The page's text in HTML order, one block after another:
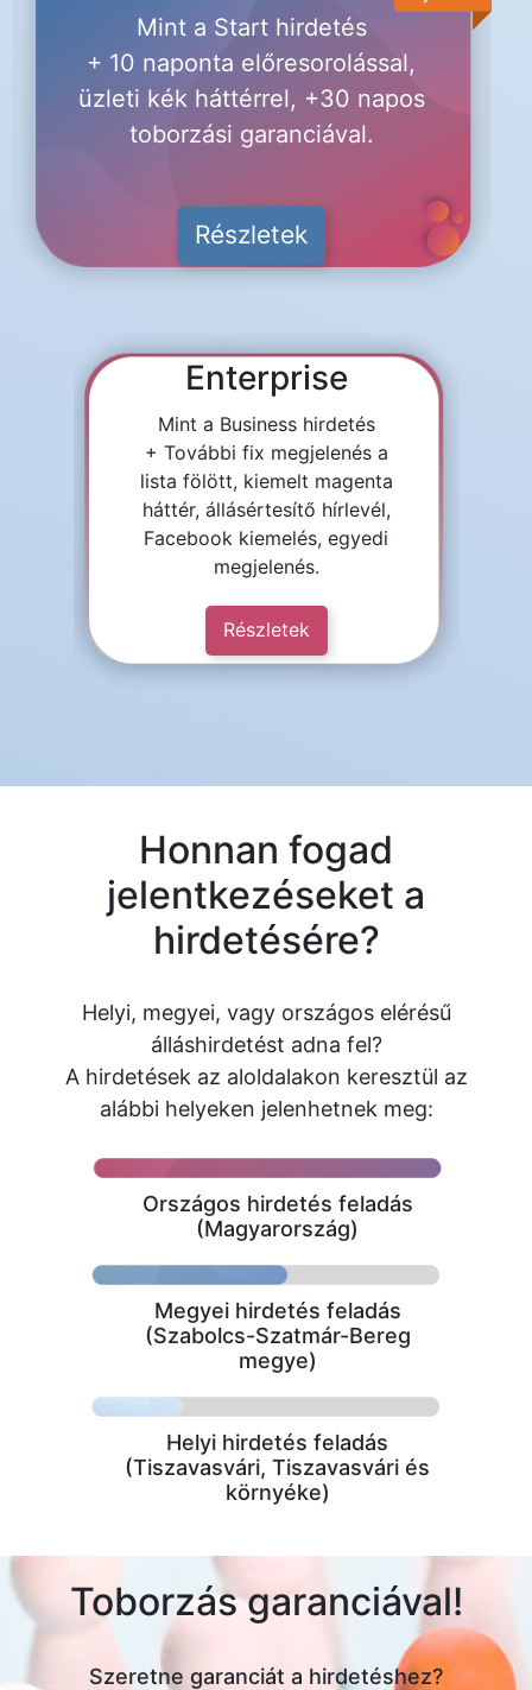
Mint a Start hirdetés
+ 10 naponta előresorolással,
üzleti kék háttérrel, +30 napos
toborzási garanciával.
Részletek
Enterprise
Mint a Business hirdetés
+ További fix megjelenés a
lista fölött, kiemelt magenta
háttér, állásértesítő hírlevél,
Facebook kiemelés, egyedi
megjelenés.
Részletek
Honnan fogad
jelentkezéseket a
hirdetésére?
Helyi, megyei, vagy országos elérésű
álláshirdetést adna fel?
A hirdetések az aloldalakon keresztül az
alábbi helyeken jelenhetnek meg:
Országos hirdetés feladás
(Magyarország)
Megyei hirdetés feladás
(Szabolcs-Szatmár-Bereg
megye)
Helyi hirdetés feladás
(Tiszavasvári, Tiszavasvári és
környéke)
Toborzás garanciával!
Szeretne garanciát a hirdetéshez?